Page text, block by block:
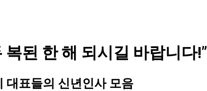
된 한 해 되시길 바랍니다!”
대표들의 신년인사 모음